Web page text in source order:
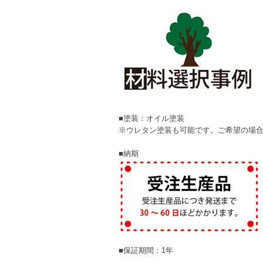
■塗装：オイル塗装
※ウレタン塗装も可能です。ご希望の場
■納期
■保証期間：1年